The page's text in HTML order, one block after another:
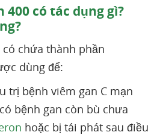
có tác dụng gì?
có chứa thành phần
dùng để:
trị bệnh viêm gan C mạn
bệnh gan còn bù chưa
hoặc bị tái phát sau điều